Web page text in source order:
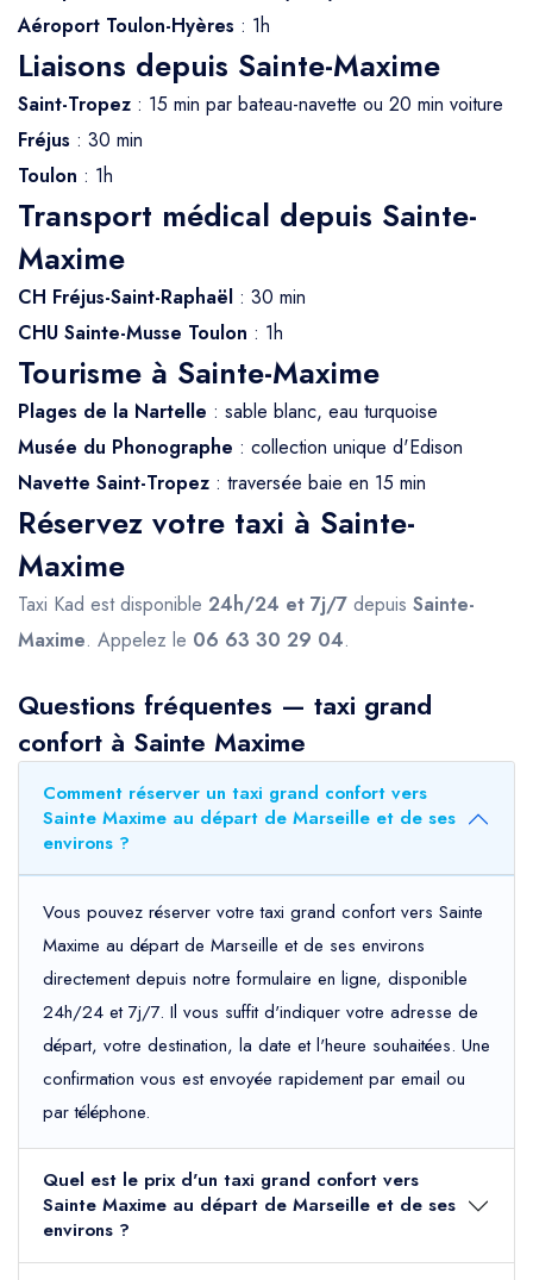
Aéroport Toulon-Hyères : 1h
Liaisons depuis Sainte-Maxime
Saint-Tropez : 15 min par bateau-navette ou 20 min voiture
Fréjus : 30 min
Toulon : 1h
Transport médical depuis Sainte-
Maxime
CH Fréjus-Saint-Raphaël : 30 min
CHU Sainte-Musse Toulon : 1h
Tourisme à Sainte-Maxime
Plages de la Nartelle : sable blanc, eau turquoise
Musée du Phonographe : collection unique d'Edison
Navette Saint-Tropez : traversée baie en 15 min
Réservez votre taxi à Sainte-
Maxime
Taxi Kad est disponible 24h/24 et 7j/7 depuis Sainte-
Maxime. Appelez le 06 63 30 29 04.
Questions fréquentes — taxi grand
confort à Sainte Maxime
Comment réserver un taxi grand confort vers
Sainte Maxime au départ de Marseille et de ses
environs ?
Vous pouvez réserver votre taxi grand confort vers Sainte
Maxime au départ de Marseille et de ses environs
directement depuis notre formulaire en ligne, disponible
24h/24 et 7j/7. Il vous suffit d'indiquer votre adresse de
départ, votre destination, la date et l'heure souhaitées. Une
confirmation vous est envoyée rapidement par email ou
par téléphone.
Quel est le prix d'un taxi grand confort vers
Sainte Maxime au départ de Marseille et de ses
environs ?